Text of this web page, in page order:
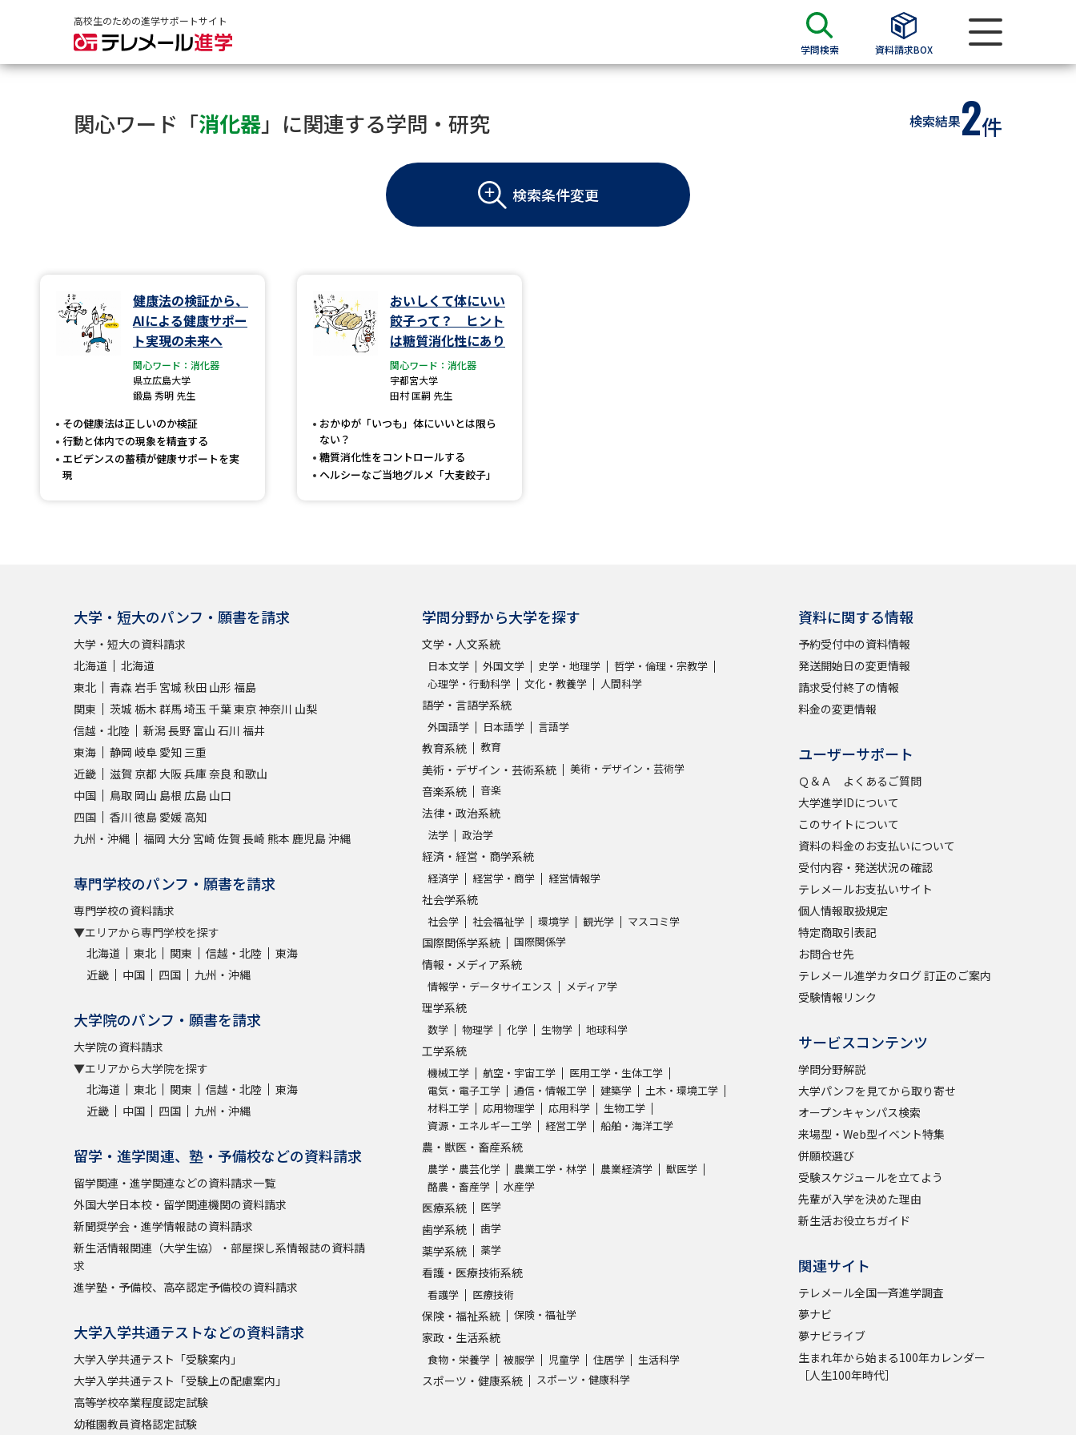
高校生のための進学サポートサイト
学問検索 資料請求BOX
大学・短大の資料種類から請求
大学パンフ
学部・学科パンフ
総合型選抜・学校推薦型選抜 募集要項＆願書
大学・短大以外の資料から請求
専門学校の資料請求
新増設大学・学部・学科特集
国際・グローバルに強い大学特集
データサイエンス特集
デジタルパンフレット
進路の３択
新学年スタート号特集ページ（高3生用）
新学年スタート号特集ページ（高2生用）
SELFBRAND特集ページ
オープンキャンパスなどを調べる
オープンキャンパス検索
受験準備 資料検索
志望校・出願校を調べる
学問発見 学問検索
大学で学びたい学問発見
学問の教科書 夢ナビライブ
ユーザーサポート
Ｑ＆Ａ よくあるご質問
このサイトについて
資料の料金のお支払いについて 受付内容・発送状況の確認 テレメールお支払いサイト
関心ワード「消化器」に関連する学問・研究 検索結果2件
検索条件変更
健康法の検証から、
AIによる健康サポー
ト実現の未来へ
関心ワード：消化器
県立広島大学
鍛島 秀明 先生
その健康法は正しいのか検証
行動と体内での現象を精査する
エビデンスの蓄積が健康サポートを実
現
おいしくて体にいい
餃子って？ ヒント
は糖質消化性にあり
関心ワード：消化器
宇都宮大学
田村 匡嗣 先生
おかゆが「いつも」体にいいとは限ら
ない？
糖質消化性をコントロールする
ヘルシーなご当地グルメ「大麦餃子」
大学・短大のパンフ・願書を請求
大学・短大の資料請求
北海道
北海道
東北
青森 岩手 宮城 秋田 山形 福島
関東
茨城 栃木 群馬埼玉 千葉東京神奈川 山梨
信越・北陸
新潟長野 富山 石川 福井
東海
静岡 岐阜 愛知 三重
近畿
滋賀 京都 大阪兵庫奈良 和歌山
中国
鳥取 岡山 島根 広島 山口
四国
香川 徳島 愛媛 高知
九州・沖縄
福岡 大分 宮崎 佐賀 長崎 熊本 鹿児島沖縄
専門学校のパンフ・願書を請求
専門学校の資料請求
▼エリアから専門学校を探す
北海道
東北 関東 信越・北陸
東海
近畿
中国 四国 九州・沖縄
大学院のパンフ・願書を請求
大学院の資料請求
▼エリアから大学院を探す
北海道
東北 関東 信越・北陸
東海
近畿
中国 四国 九州・沖縄
留学・進学関連、塾・予備校などの資料請求
留学関連・進学関連などの資料請求一覧
外国大学日本校・留学関連機関の資料請求
新聞奨学会・進学情報誌の資料請求
新生活情報関連（大学生協）・部屋探し系情報誌の資料請
求
進学塾・予備校、高卒認定予備校の資料請求
大学入学共通テストなどの資料請求
大学入学共通テスト「受験案内」
大学入学共通テスト「受験上の配慮案内」
高等学校卒業程度認定試験
幼稚園教員資格認定試験
学問分野から大学を探す
文学・人文系統
日本文学 外国文学 史学・地理学
哲学・倫理・宗教学
心理学・行動科学
文化・教養学 人間科学
語学・言語学系統
外国語学 日本語学 言語学
教育系統 教育
美術・デザイン・芸術系統 美術・デザイン・芸術学
音楽系統 音楽
法律・政治系統
法学 政治学
経済・経営・商学系統
経済学 経営学・商学 経営情報学
社会学系統
社会学 社会福祉学 環境学 観光学 マスコミ学
国際関係学系統 国際関係学
情報・メディア系統
情報学・データサイエンス メディア学
理学系統
数学 物理学 化学 生物学 地球科学
工学系統
機械工学 航空・宇宙工学
医用工学・生体工学
電気・電子工学
通信・情報工学 建築学
土木・環境工学
材料工学
応用物理学 応用科学
生物工学
資源・エネルギー工学
経営工学 船舶・海洋工学
農・獣医・畜産系統
農学・農芸化学 農業工学・林学 農業経済学
獣医学
酪農・畜産学
水産学
医療系統 医学
歯学系統 歯学
薬学系統 薬学
看護・医療技術系統
看護学 医療技術
保険・福祉系統 保険・福祉学
家政・生活系統
食物・栄養学 被服学 児童学 住居学 生活科学
スポーツ・健康系統 スポーツ・健康科学
資料に関する情報
予約受付中の資料情報
発送開始日の変更情報
請求受付終了の情報
料金の変更情報
ユーザーサポート
Ｑ＆Ａ よくあるご質問
大学進学IDについて
このサイトについて
資料の料金のお支払いについて
受付内容・発送状況の確認
テレメールお支払いサイト
個人情報取扱規定
特定商取引表記
お問合せ先
テレメール進学カタログ 訂正のご案内
受験情報リンク
サービスコンテンツ
学問分野解説
大学パンフを見てから取り寄せ
オープンキャンパス検索
来場型・Web型イベント特集
併願校選び
受験スケジュールを立てよう
先輩が入学を決めた理由
新生活お役立ちガイド
関連サイト
テレメール全国一斉進学調査
夢ナビ
夢ナビライブ
生まれ年から始まる100年カレンダー
［人生100年時代］